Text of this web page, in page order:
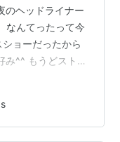
のヘッドライナー
なんてったって今
ョーだったから
み^^ もうどストラ
ったと思うけど
ELEGY
ゃーとりあえずト